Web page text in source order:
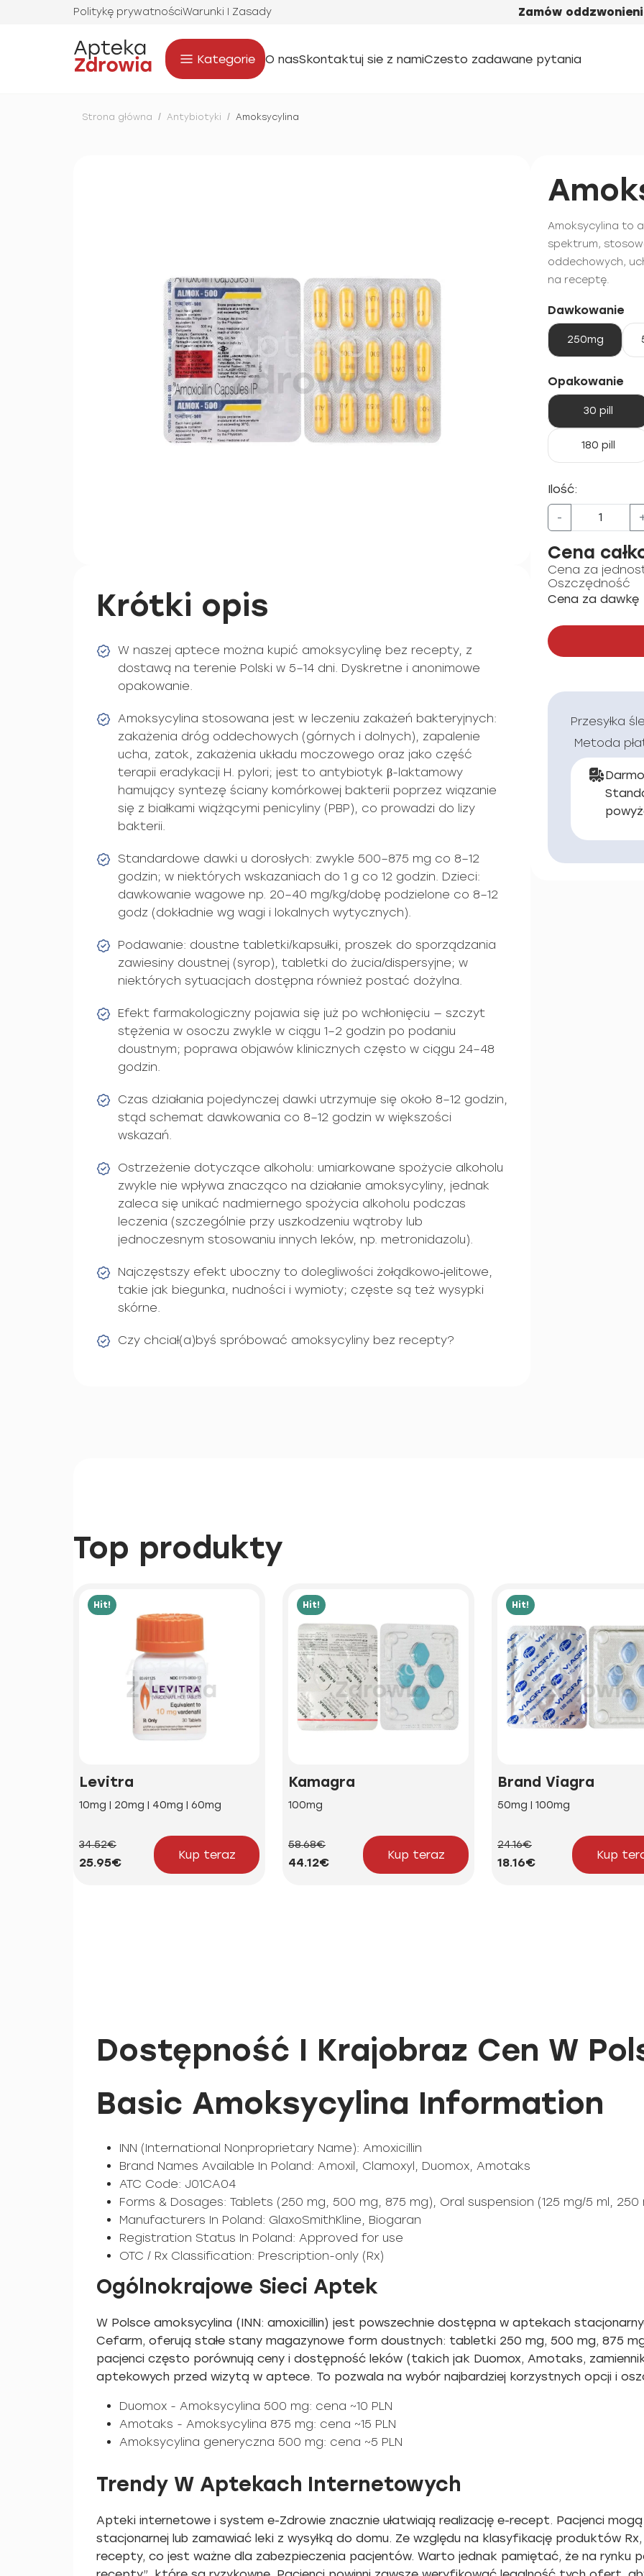
Politykę prywatnościWarunki I Zasady Zamów
Kategorie O nasSkontaktuj sie z namiCzesto zadawane pytania
Strona główna / Antybiotyki / Amoksycylina
Krótki opis
W naszej aptece można kupić amoksycylinę bez recepty, z
dostawą na terenie Polski w 5–14 dni. Dyskretne i anonimowe
opakowanie.
Amoksycylina stosowana jest w leczeniu zakażeń bakteryjnych:
zakażenia dróg oddechowych (górnych i dolnych), zapalenie
ucha, zatok, zakażenia układu moczowego oraz jako część
terapii eradykacji H. pylori; jest to antybiotyk β-laktamowy
hamujący syntezę ściany komórkowej bakterii poprzez wiązanie
się z białkami wiążącymi penicyliny (PBP), co prowadzi do lizy
bakterii.
Standardowe dawki u dorosłych: zwykle 500–875 mg co 8–12
godzin; w niektórych wskazaniach do 1 g co 12 godzin. Dzieci:
dawkowanie wagowe np. 20–40 mg/kg/dobę podzielone co 8–12
godz (dokładnie wg wagi i lokalnych wytycznych).
Podawanie: doustne tabletki/kapsułki, proszek do sporządzania
zawiesiny doustnej (syrop), tabletki do żucia/dispersyjne; w
niektórych sytuacjach dostępna również postać dożylna.
Efekt farmakologiczny pojawia się już po wchłonięciu — szczyt
stężenia w osoczu zwykle w ciągu 1–2 godzin po podaniu
doustnym; poprawa objawów klinicznych często w ciągu 24–48
godzin.
Czas działania pojedynczej dawki utrzymuje się około 8–12 godzin,
stąd schemat dawkowania co 8–12 godzin w większości
wskazań.
Ostrzeżenie dotyczące alkoholu: umiarkowane spożycie alkoholu
zwykle nie wpływa znacząco na działanie amoksycyliny, jednak
zaleca się unikać nadmiernego spożycia alkoholu podczas
leczenia (szczególnie przy uszkodzeniu wątroby lub
jednoczesnym stosowaniu innych leków, np. metronidazolu).
Najczęstszy efekt uboczny to dolegliwości żołądkowo‑jelitowe,
takie jak biegunka, nudności i wymioty; częste są też wysypki
skórne.
Czy chciał(a)byś spróbować amoksycyliny bez recepty?
Amoksycylina to
spektrum,
oddechowych,
na receptę.
Dawkowanie
250mg
Opakowanie
30 pill
180 pill
Ilość:
-
Cena
Cena za
Oszczędność
Cena za dawkę
Przesyłka
Metoda
Top produkty
Hit!
Levitra
10mg | 20mg | 40mg | 60mg
34.52€
25.95€
Kup teraz
Hit!
Kamagra
100mg
58.68€
44.12€
Kup teraz
Hit!
Brand Viagra
50mg | 100mg
24.16€
18.16€
Kup
Dostępność I Krajobraz Cen W
Basic Amoksycylina Information
INN (International Nonproprietary Name): Amoxicillin
Brand Names Available In Poland: Amoxil, Clamoxyl, Duomox, Amotaks
ATC Code: J01CA04
Forms & Dosages: Tablets (250 mg, 500 mg, 875 mg), Oral suspension (125 mg/5 ml, 250
Manufacturers In Poland: GlaxoSmithKline, Biogaran
Registration Status In Poland: Approved for use
OTC / Rx Classification: Prescription-only (Rx)
Ogólnokrajowe Sieci Aptek
W Polsce amoksycylina (INN: amoxicillin) jest powszechnie dostępna w aptekach
Cefarm, oferują stałe stany magazynowe form doustnych: tabletki 250 mg, 500 mg, 875
pacjenci często porównują ceny i dostępność leków (takich jak Duomox, Amotaks,
aptekowych przed wizytą w aptece. To pozwala na wybór najbardziej korzystnych opcji i
Duomox - Amoksycylina 500 mg: cena ~10 PLN
Amotaks - Amoksycylina 875 mg: cena ~15 PLN
Amoksycylina generyczna 500 mg: cena ~5 PLN
Trendy W Aptekach Internetowych
Apteki internetowe i system e-Zdrowie znacznie ułatwiają realizację e-recept. Pacjenci
stacjonarnej lub zamawiać leki z wysyłką do domu. Ze względu na klasyfikację produktów
recepty, co jest ważne dla zabezpieczenia pacjentów. Warto jednak pamiętać, że na rynku